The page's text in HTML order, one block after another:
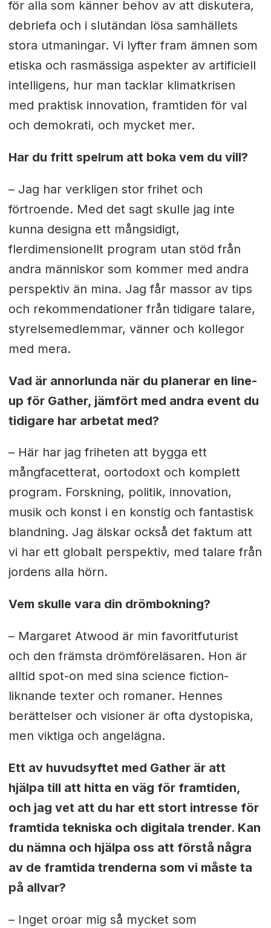
för alla som känner behov av att diskutera,
debriefa och i slutändan lösa samhällets
stora utmaningar. Vi lyfter fram ämnen som
etiska och rasmässiga aspekter av artificiell
intelligens, hur man tacklar klimatkrisen
med praktisk innovation, framtiden för val
och demokrati, och mycket mer.
Har du fritt spelrum att boka vem du vill?
– Jag har verkligen stor frihet och
förtroende. Med det sagt skulle jag inte
kunna designa ett mångsidigt,
flerdimensionellt program utan stöd från
andra människor som kommer med andra
perspektiv än mina. Jag får massor av tips
och rekommendationer från tidigare talare,
styrelsemedlemmar, vänner och kollegor
med mera.
Vad är annorlunda när du planerar en line-
up för Gather, jämfört med andra event du
tidigare har arbetat med?
– Här har jag friheten att bygga ett
mångfacetterat, oortodoxt och komplett
program. Forskning, politik, innovation,
musik och konst i en konstig och fantastisk
blandning. Jag älskar också det faktum att
vi har ett globalt perspektiv, med talare från
jordens alla hörn.
Vem skulle vara din drömbokning?
– Margaret Atwood är min favoritfuturist
och den främsta drömföreläsaren. Hon är
alltid spot-on med sina science fiction-
liknande texter och romaner. Hennes
berättelser och visioner är ofta dystopiska,
men viktiga och angelägna.
Ett av huvudsyftet med Gather är att
hjälpa till att hitta en väg för framtiden,
och jag vet att du har ett stort intresse för
framtida tekniska och digitala trender. Kan
du nämna och hjälpa oss att förstå några
av de framtida trenderna som vi måste ta
på allvar?
– Inget oroar mig så mycket som